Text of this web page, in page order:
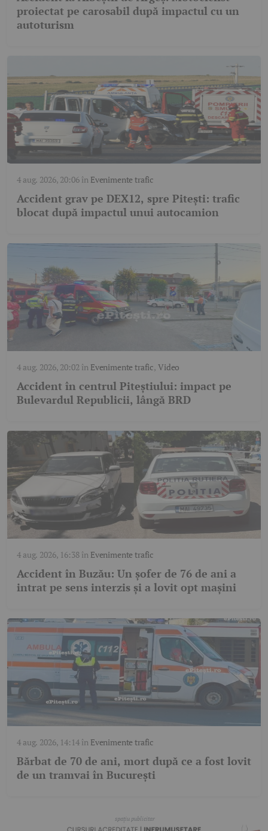
proiectat pe carosabil după impactul cu un
autoturism
4 aug. 2026, 20:06în Evenimente trafic
Accident grav pe DEX12, spre Pitești: trafic
blocat după impactul unui autocamion
4 aug. 2026, 20:02 în Evenimente trafic,Video
Accident în centrul Piteștiului: impact pe
Bulevardul Republicii, lângă BRD
4 aug. 2026, 16:38în Evenimente trafic
Accident în Buzău: Un șofer de 76 de ani a
intrat pe sens interzis și a lovit opt mașini
4 aug. 2026, 14:14în Evenimente trafic
Bărbat de 70 de ani, mort după ce a fost lovit
de un tramvai în București